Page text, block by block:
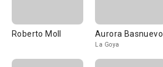
Roberto Moll Aurora Basnuevo
La Goya